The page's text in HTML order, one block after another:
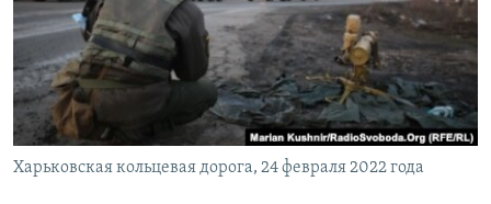
ПОБЕДИТЕЛЕЙ НЕ СУДЯТ?
КРЫМ.НЕПОКОРЕННЫЙ
ELIFBE
УКРАИНСКАЯ ПРОБЛЕМА КРЫМА
ПРИСОЕДИНЯЙТЕСЬ!
Все сайты RFE/RL
Харьковская кольцевая дорога, 24 февраля 2022 года